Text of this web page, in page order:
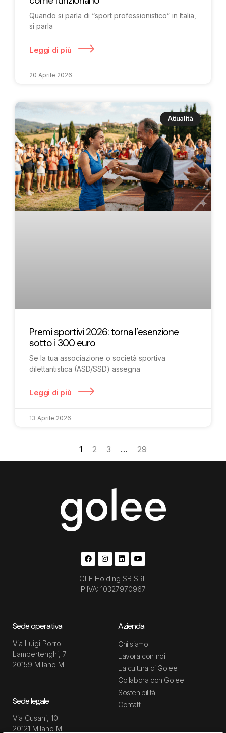
Quando si parla di “sport professionistico” in Italia,
si parla
Leggi di più
20 Aprile 2026
Attualità
Premi sportivi 2026: torna l’esenzione
sotto i 300 euro
Se la tua associazione o società sportiva
dilettantistica (ASD/SSD) assegna
Leggi di più
13 Aprile 2026
1 2 3 … 29
GLE Holding SB SRL
P.IVA: 10327970967
Sede operativa
Via Luigi Porro
Lambertenghi, 7
20159 Milano MI
Sede legale
Via Cusani, 10
20121 Milano MI
Azienda
Chi siamo
Lavora con noi
La cultura di Golee
Collabora con Golee
Sostenibilità
Contatti